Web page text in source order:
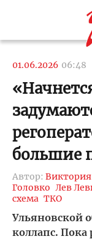
01.06.2026 06:48
большие
Автор:
Головко Лев
схема ТКО
Ульяновской
коллапс. Пока